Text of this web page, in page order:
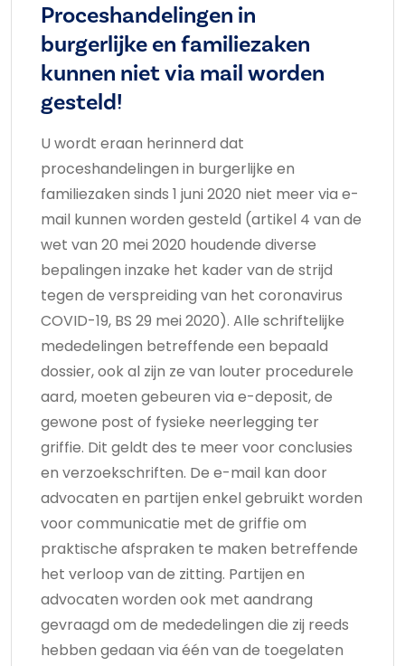
Proceshandelingen in
burgerlijke en familiezaken
kunnen niet via mail worden
gesteld!
U wordt eraan herinnerd dat
proceshandelingen in burgerlijke en
familiezaken sinds 1 juni 2020 niet meer via e-
mail kunnen worden gesteld (artikel 4 van de
wet van 20 mei 2020 houdende diverse
bepalingen inzake het kader van de strijd
tegen de verspreiding van het coronavirus
COVID-19, BS 29 mei 2020). Alle schriftelijke
mededelingen betreffende een bepaald
dossier, ook al zijn ze van louter procedurele
aard, moeten gebeuren via e-deposit, de
gewone post of fysieke neerlegging ter
griffie. Dit geldt des te meer voor conclusies
en verzoekschriften. De e-mail kan door
advocaten en partijen enkel gebruikt worden
voor communicatie met de griffie om
praktische afspraken te maken betreffende
het verloop van de zitting. Partijen en
advocaten worden ook met aandrang
gevraagd om de mededelingen die zij reeds
hebben gedaan via één van de toegelaten